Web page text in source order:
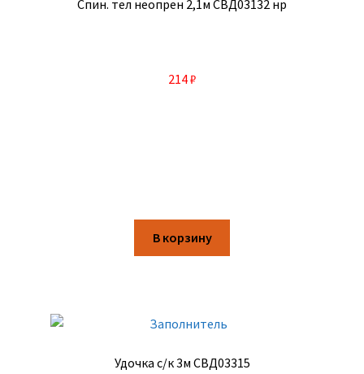
Спин. тел неопрен 2,1м СВД03132 нр
214₽
В корзину
Удочка с/к 3м СВД03315